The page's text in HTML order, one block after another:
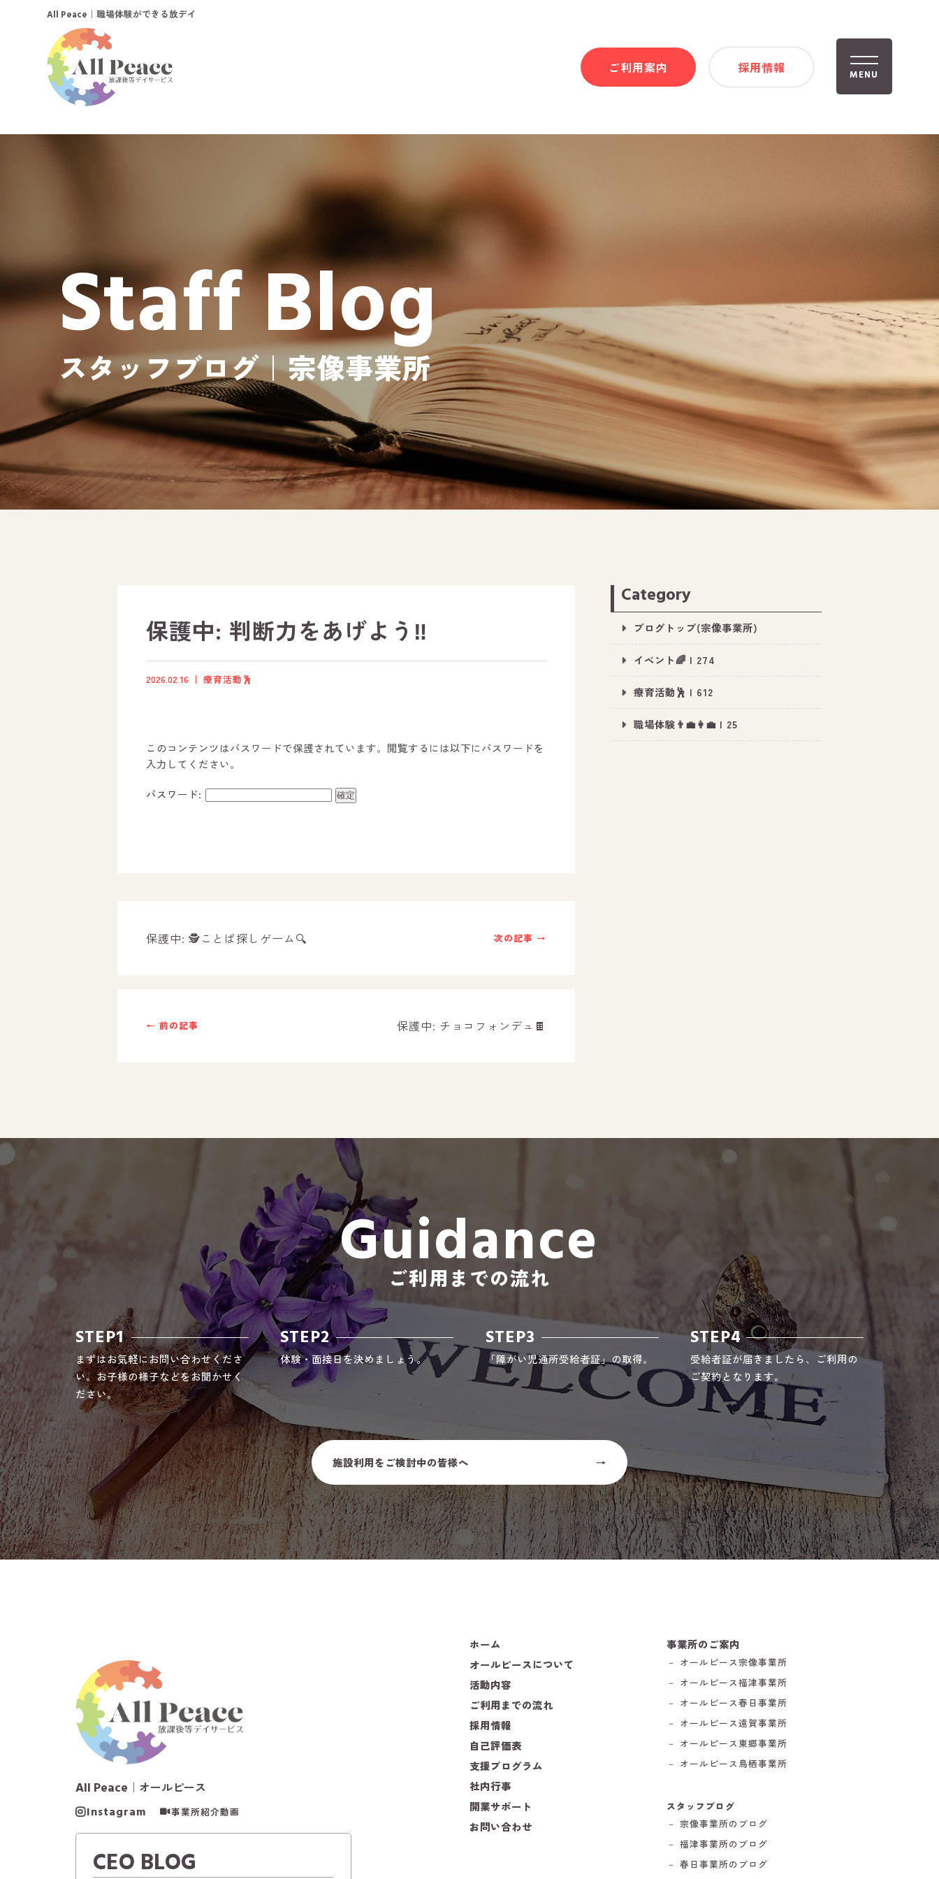
MENU
活動内容
社内行事
－ 春日事業所のブログ
－ 遠賀事業所のブログ
－ 東郷事業所のブログ
－ 鳥栖事業所のブログ
All Peace ｜職場体験ができる放デイ
ご利用案内 採用情報
Staff Blog
スタッフブログ｜宗像事業所
保護中: 判断力をあげよう‼️
2026.02.16 療育活動🕺
このコンテンツはパスワードで保護されています。閲覧するには以下にパスワードを
入力してください。
パスワード:
次の記事 →
保護中: 🕵️ことば探しゲーム🔍
← 前の記事 保護中: チョコフォンデュ🍫
Category
ブログトップ(宗像事業所)
イベント🌈 | 274
療育活動🕺 | 612
職場体験👨‍💼👩‍💼 | 25
Guidance
ご利用までの流れ
STEP1
まずはお気軽にお問い合わせくださ
い。お子様の様子などをお聞かせく
ださい。
STEP2
体験・面接日を決めましょう。
STEP3
「障がい児通所受給者証」の取得。
STEP4
受給者証が届きましたら、ご利用の
ご契約となります。
施設利用をご検討中の皆様へ
All Peace ｜オールピース
Instagram 事業所紹介動画
CEO BLOG
ホーム
オールピースについて
活動内容
ご利用までの流れ
採用情報
自己評価表
支援プログラム
社内行事
開業サポート
お問い合わせ
事業所のご案内
－ オールピース宗像事業所
－ オールピース福津事業所
－ オールピース春日事業所
－ オールピース遠賀事業所
－ オールピース東郷事業所
－ オールピース鳥栖事業所
スタッフブログ
－ 宗像事業所のブログ
－ 福津事業所のブログ
－ 春日事業所のブログ